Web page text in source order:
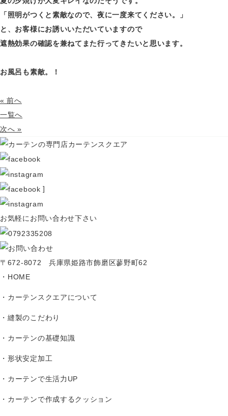
「照明がつくと素敵なので、夜に一度来てください。」
と、お客様にお誘いいただいていますので
遮熱効果の確認を兼ねてまた行ってきたいと思います。
お風呂も素敵。！
« 前へ
一覧へ
次へ »
]
お気軽にお問い合わせ下さい
〒672-8072 兵庫県姫路市飾磨区蓼野町62
HOME
カーテンスクエアについて
縫製のこだわり
カーテンの基礎知識
形状安定加工
カーテンで生活力UP
カーテンで作成するクッション